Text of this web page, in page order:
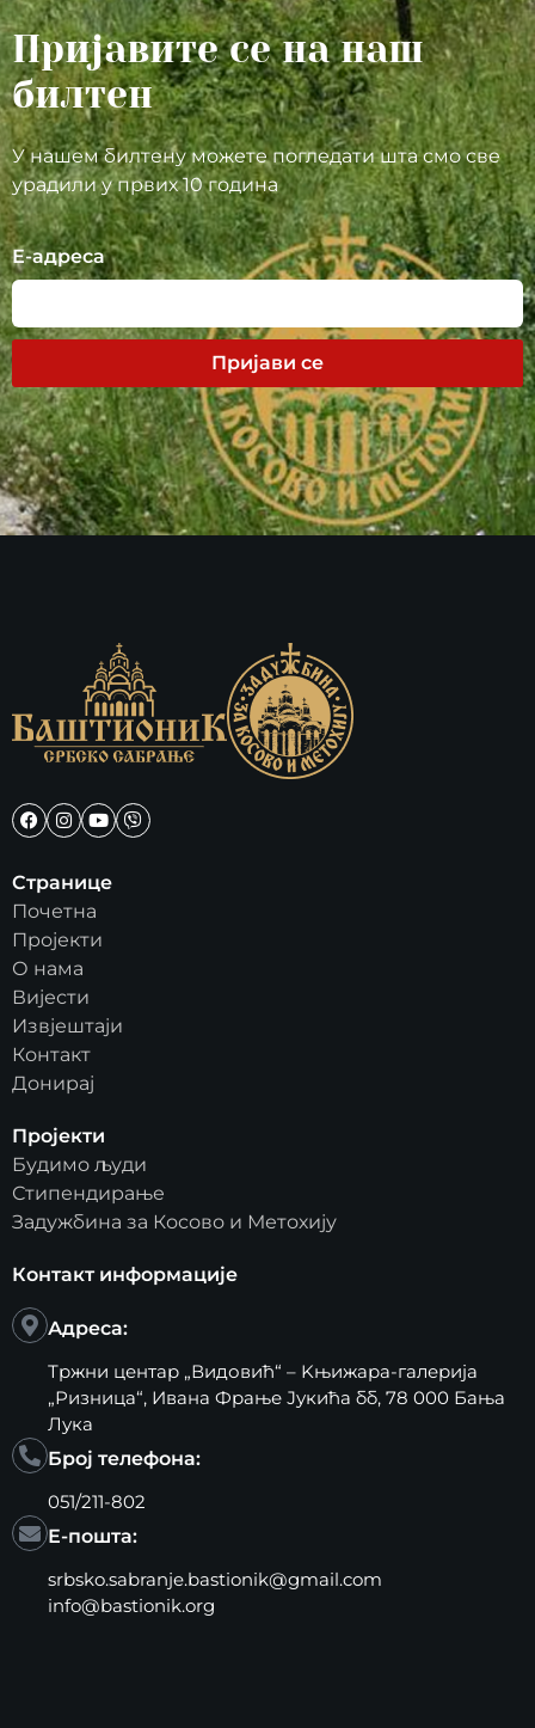
Пријавите се на наш
билтен
У нашем билтену можете погледати шта смо све
урадили у првих 10 година
Е-адреса
Пријави се
Странице
Почетна
Пројекти
О нама
Вијести
Извјештаји
Контакт
Донирај
Пројекти
Будимо људи
Стипендирање
Задужбина за Косово и Метохију
Контакт информације
Адреса:
Тржни центар „Видовић“ – Kњижара-галерија
„Ризница“, Ивана Фрање Јукића бб, 78 000 Бања
Лука
Број телефона:
051/211-802
Е-пошта:
srbsko.sabranje.bastionik@gmail.com
info@bastionik.org